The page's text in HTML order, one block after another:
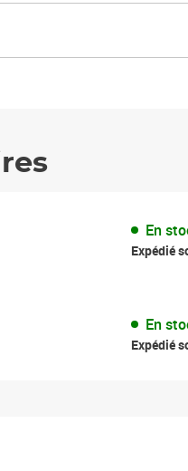
En
Expédié
En
Expédié